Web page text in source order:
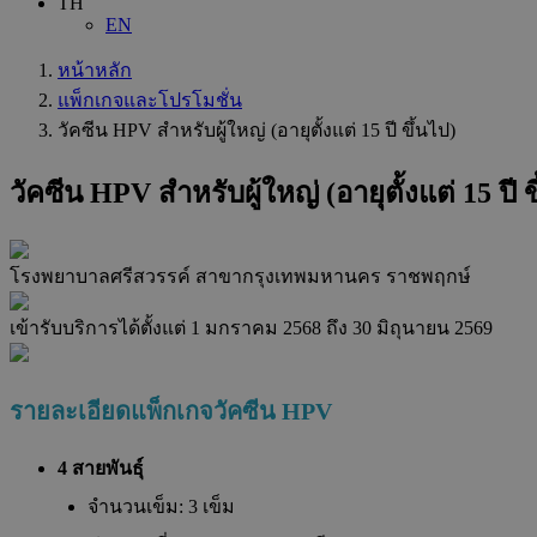
EN
หน้าหลัก
แพ็กเกจและโปรโมชั่น
วัคซีน HPV สำหรับผู้ใหญ่ (อายุตั้งแต่ 15 ปี ขึ้นไป)
วัคซีน HPV สำหรับผู้ใหญ่ (อายุตั้งแต่ 15 ปี
โรงพยาบาลศรีสวรรค์ สาขากรุงเทพมหานคร ราชพฤกษ์
เข้ารับบริการได้ตั้งแต่ 1 มกราคม 2568 ถึง 30 มิถุนายน 2569
รายละเอียดแพ็กเกจวัคซีน HPV
4 สายพันธุ์
จำนวนเข็ม: 3 เข็ม